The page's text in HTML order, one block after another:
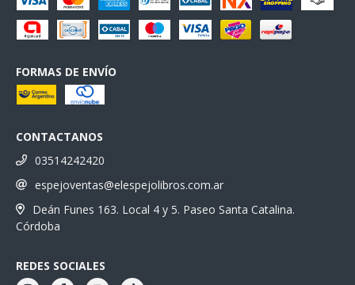
FORMAS DE ENVÍO
CONTACTANOS
03514242420
espejoventas@elespejolibros.com.ar
Deán Funes 163. Local 4 y 5. Paseo Santa Catalina.
Córdoba
REDES SOCIALES